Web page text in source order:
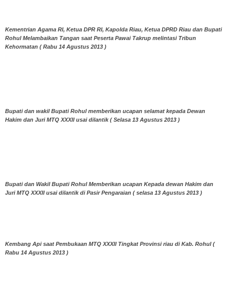
Kementrian Agama RI, Ketua DPR RI, Kapolda Riau, Ketua DPRD Riau dan Bupati
Rohul Melambaikan Tangan saat Peserta Pawai Takrup melintasi Tribun
Kehormatan ( Rabu 14 Agustus 2013 )
Bupati dan wakil Bupati Rohul memberikan ucapan selamat kepada Dewan
Hakim dan Juri MTQ XXXII usai dilantik ( Selasa 13 Agustus 2013 )
Bupati dan Wakil Bupati Rohul Memberikan ucapan Kepada dewan Hakim dan
Juri MTQ XXXII usai dilantik di Pasir Pengaraian ( selasa 13 Agustus 2013 )
Kembang Api saat Pembukaan MTQ XXXII Tingkat Provinsi riau di Kab. Rohul (
Rabu 14 Agustus 2013 )